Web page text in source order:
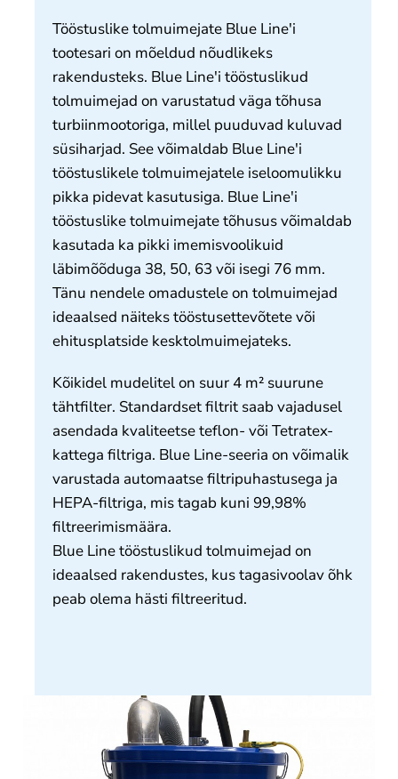
Meie kohta
Kontakt
Tööstuslike tolmuimejate Blue Line'i
tootesari on mõeldud nõudlikeks
rakendusteks. Blue Line'i tööstuslikud
tolmuimejad on varustatud väga tõhusa
turbiinmootoriga, millel puuduvad kuluvad
süsiharjad. See võimaldab Blue Line'i
tööstuslikele tolmuimejatele iseloomulikku
pikka pidevat kasutusiga. Blue Line'i
tööstuslike tolmuimejate tõhusus võimaldab
kasutada ka pikki imemisvoolikuid
läbimõõduga 38, 50, 63 või isegi 76 mm.
Tänu nendele omadustele on tolmuimejad
ideaalsed näiteks tööstusettevõtete või
ehitusplatside kesktolmuimejateks.
Kõikidel mudelitel on suur 4 m² suurune
tähtfilter. Standardset filtrit saab vajadusel
asendada kvaliteetse teflon- või Tetratex-
kattega filtriga. Blue Line-seeria on võimalik
varustada automaatse filtripuhastusega ja
HEPA-filtriga, mis tagab kuni 99,98%
filtreerimismäära.
Blue Line tööstuslikud tolmuimejad on
ideaalsed rakendustes, kus tagasivoolav õhk
peab olema hästi filtreeritud.